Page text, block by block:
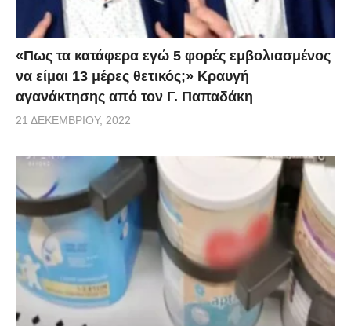
«Πως τα κατάφερα εγώ 5 φορές εμβoλιασμένος
να είμαι 13 μέρες θετικός;» Κραυγή
αγανάκτησης από τον Γ. Παπαδάκη
21 ΔΕΚΕΜΒΡΊΟΥ, 2022